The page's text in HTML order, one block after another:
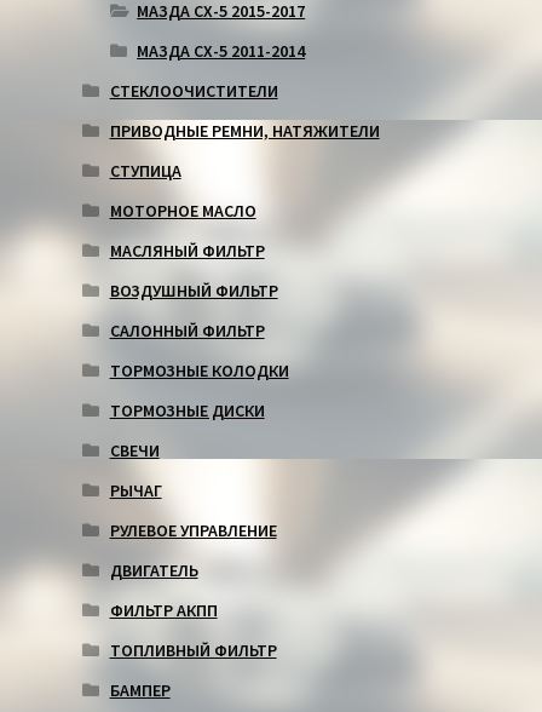
МАЗДА СХ-5 2015-2017
МАЗДА СХ-5 2011-2014
СТЕКЛООЧИСТИТЕЛИ
ПРИВОДНЫЕ РЕМНИ, НАТЯЖИТЕЛИ
СТУПИЦА
МОТОРНОЕ МАСЛО
МАСЛЯНЫЙ ФИЛЬТР
ВОЗДУШНЫЙ ФИЛЬТР
САЛОННЫЙ ФИЛЬТР
ТОРМОЗНЫЕ КОЛОДКИ
ТОРМОЗНЫЕ ДИСКИ
СВЕЧИ
РЫЧАГ
РУЛЕВОЕ УПРАВЛЕНИЕ
ДВИГАТЕЛЬ
ФИЛЬТР АКПП
ТОПЛИВНЫЙ ФИЛЬТР
БАМПЕР